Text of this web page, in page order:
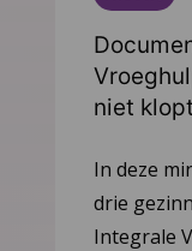
niet
In deze
drie
Integrale
naar
artikel